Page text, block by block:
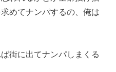
めてナンパするの、俺は
街に出てナンパしまくる